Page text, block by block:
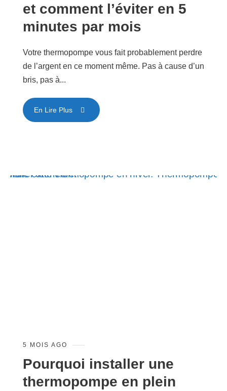
et comment l’éviter en 5
minutes par mois
Votre thermopompe vous fait probablement perdre
de l’argent en ce moment même. Pas à cause d’un
bris, pas à...
En Lire Plus
5 MOIS AGO
Pourquoi installer une
thermopompe en plein